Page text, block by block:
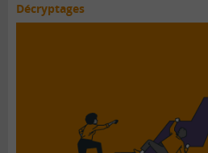
Décryptages